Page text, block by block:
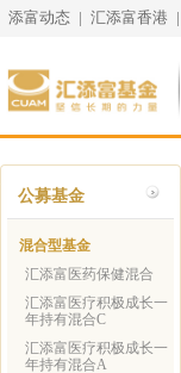
添富动态 | 汇添富香港 |
公募基金
混合型基金
汇添富医药保健混合
汇添富医疗积极成长一
年持有混合C
汇添富医疗积极成长一
年持有混合A